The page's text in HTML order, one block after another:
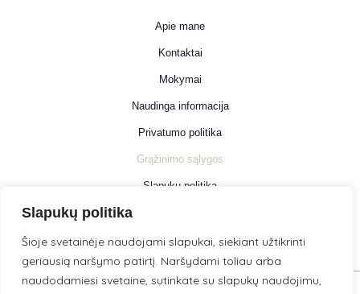
Slapukų politika
Šioje svetainėje naudojami slapukai, siekiant užtikrinti
geriausią naršymo patirtį. Naršydami toliau arba
naudodamiesi svetaine, sutinkate su slapukų naudojimu,
Apie mane
Kontaktai
Mokymai
Naudinga informacija
Privatumo politika
Grąžinimo sąlygos
Slapukų politika
Informacija